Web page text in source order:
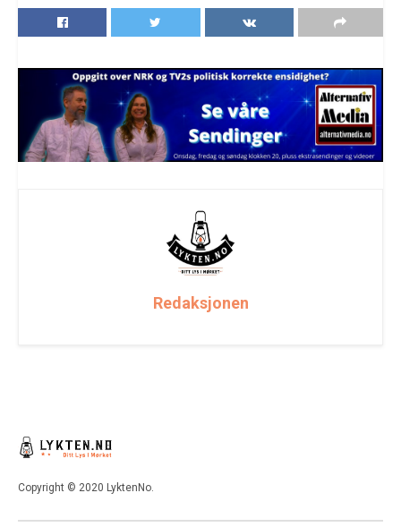
Redaksjonen
Copyright © 2020 LyktenNo.